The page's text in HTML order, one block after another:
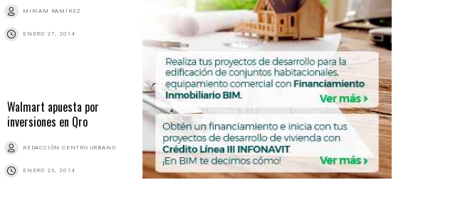
MIRIAM RAMÍREZ
ENERO 27, 2014
Walmart apuesta por
inversiones en Qro
REDACCIÓN CENTRO URBANO
ENERO 23, 2014